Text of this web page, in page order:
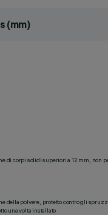
(mm)
di corpi solidi superiori a 12 mm, non
della polvere, protetto contro gli
una volta installato